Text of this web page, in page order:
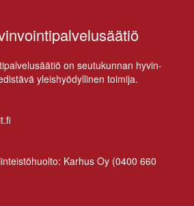
on seu­tu­kun­nan hy­vin­
yleis­hyö­dyl­li­nen toimija.
Kar­hus Oy (0400 660